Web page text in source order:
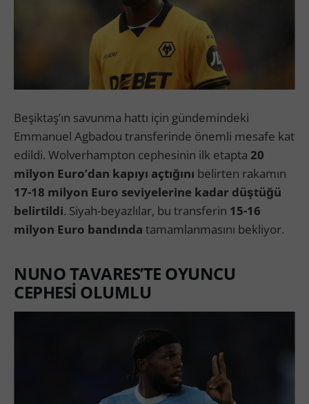
Beşiktaş’ın savunma hattı için gündemindeki
Emmanuel Agbadou transferinde önemli mesafe kat
edildi. Wolverhampton cephesinin ilk etapta 20
milyon Euro’dan kapıyı açtığını belirten rakamın
17-18 milyon Euro seviyelerine kadar düştüğü
belirtildi. Siyah-beyazlılar, bu transferin 15-16
milyon Euro bandında tamamlanmasını bekliyor.
NUNO TAVARES’TE OYUNCU
CEPHESİ OLUMLU